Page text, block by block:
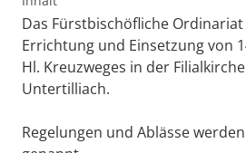
Das Fürstbischöfliche
Errichtung und Einsetzung von
Hl. Kreuzweges in der
Untertilliach.
Regelungen und Ablässe